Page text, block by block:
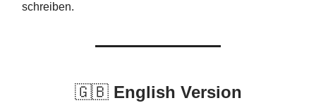
schreiben.
🇬🇧English Version